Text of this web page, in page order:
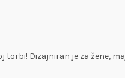
torbi! Dizajniran je za žene,